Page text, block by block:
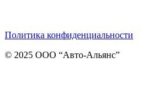
Политика конфиденциальности
© 2025 ООО “Авто-Альянс”